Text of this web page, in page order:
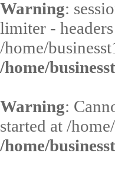
Warning:
limiter -
/home/
/home/
Warning:
started at /
/home/